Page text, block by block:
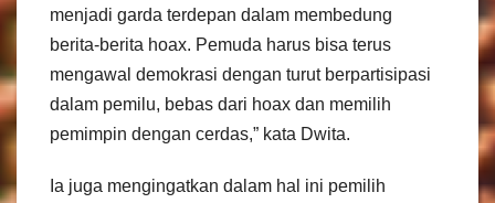
menjadi garda terdepan dalam membedung
berita-berita hoax. Pemuda harus bisa terus
mengawal demokrasi dengan turut berpartisipasi
dalam pemilu, bebas dari hoax dan memilih
pemimpin dengan cerdas,” kata Dwita.
Ia juga mengingatkan dalam hal ini pemilih